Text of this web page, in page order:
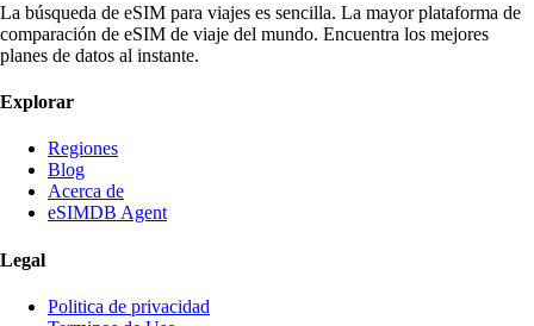
La búsqueda de eSIM para viajes es sencilla. La mayor plataforma de
comparación de eSIM de viaje del mundo. Encuentra los mejores
planes de datos al instante.
Explorar
Regiones
Blog
Acerca de
eSIMDB Agent
Legal
Politica de privacidad